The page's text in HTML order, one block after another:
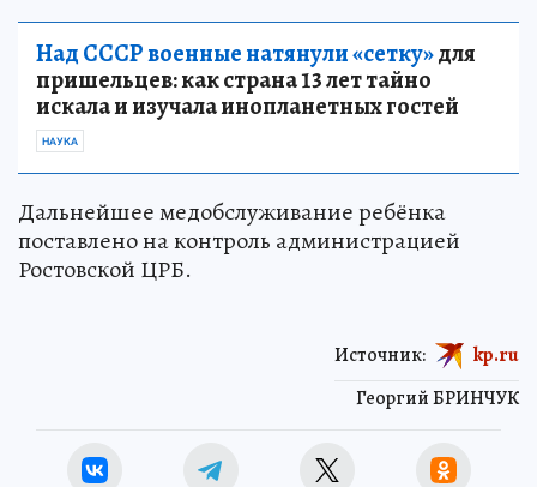
Над СССР военные натянули «сетку»для
пришельцев: как страна 13 лет тайно
искала и изучала инопланетных гостей
НАУКА
Дальнейшее медобслуживание ребёнка
поставлено на контроль администрацией
Ростовской ЦРБ.
Георгий БРИНЧУК
Источник: kp.ru